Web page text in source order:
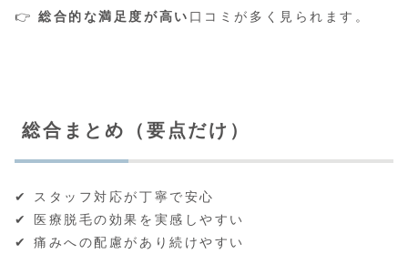
👉総合的な満足度が高い 口コミが多く見られます。
総合まとめ（要点だけ）
✔ スタッフ対応が丁寧で安心
✔ 医療脱毛の効果を実感しやすい
✔ 痛みへの配慮があり続けやすい